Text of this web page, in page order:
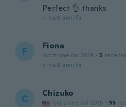
Perfect 👌 thanks
circa 6 anni fa
F Fiona
Iscrizione dal 2019 · 5
circa 6 anni fa
C Chizuko
Iscrizione dal 2015 · 55